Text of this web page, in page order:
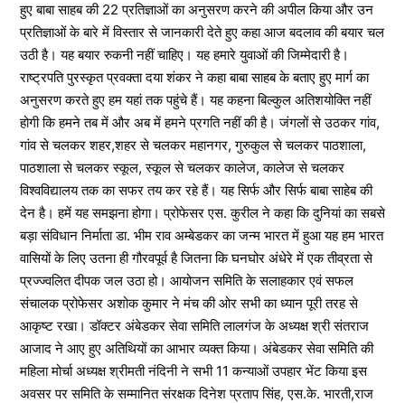
हुए बाबा साहब की 22 प्रतिज्ञाओं का अनुसरण करने की अपील किया और उन
प्रतिज्ञाओं के बारे में विस्तार से जानकारी देते हुए कहा आज बदलाव की बयार चल
उठी है। यह बयार रुकनी नहीं चाहिए। यह हमारे युवाओं की जिम्मेदारी है।
राष्ट्रपति पुरस्कृत प्रवक्ता दया शंकर ने कहा बाबा साहब के बताए हुए मार्ग का
अनुसरण करते हुए हम यहां तक पहुंचे हैं। यह कहना बिल्कुल अतिशयोक्ति नहीं
होगी कि हमने तब में और अब में हमने प्रगति नहीं की है। जंगलों से उठकर गांव,
गांव से चलकर शहर,शहर से चलकर महानगर, गुरुकुल से चलकर पाठशाला,
पाठशाला से चलकर स्कूल, स्कूल से चलकर कालेज, कालेज से चलकर
विश्वविद्यालय तक का सफर तय कर रहे हैं। यह सिर्फ और सिर्फ बाबा साहेब की
देन है। हमें यह समझना होगा। प्रोफेसर एस. कुरील ने कहा कि दुनियां का सबसे
बड़ा संविधान निर्माता डा. भीम राव अम्बेडकर का जन्म भारत में हुआ यह हम भारत
वासियों के लिए उतना ही गौरवपूर्व है जितना कि घनघोर अंधेरे में एक तीव्रता से
प्रज्ज्वलित दीपक जल उठा हो। आयोजन समिति के सलाहकार एवं सफल
संचालक प्रोफेसर अशोक कुमार ने मंच की ओर सभी का ध्यान पूरी तरह से
आकृष्ट रखा। डॉक्टर अंबेडकर सेवा समिति लालगंज के अध्यक्ष श्री संतराज
आजाद ने आए हुए अतिथियों का आभार व्यक्त किया। अंबेडकर सेवा समिति की
महिला मोर्चा अध्यक्ष श्रीमती नंदिनी ने सभी 11 कन्याओं उपहार भेंट किया इस
अवसर पर समिति के सम्मानित संरक्षक दिनेश प्रताप सिंह, एस.के. भारती,राज